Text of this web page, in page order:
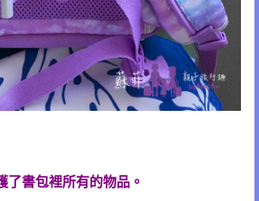
了書包裡所有的物品。